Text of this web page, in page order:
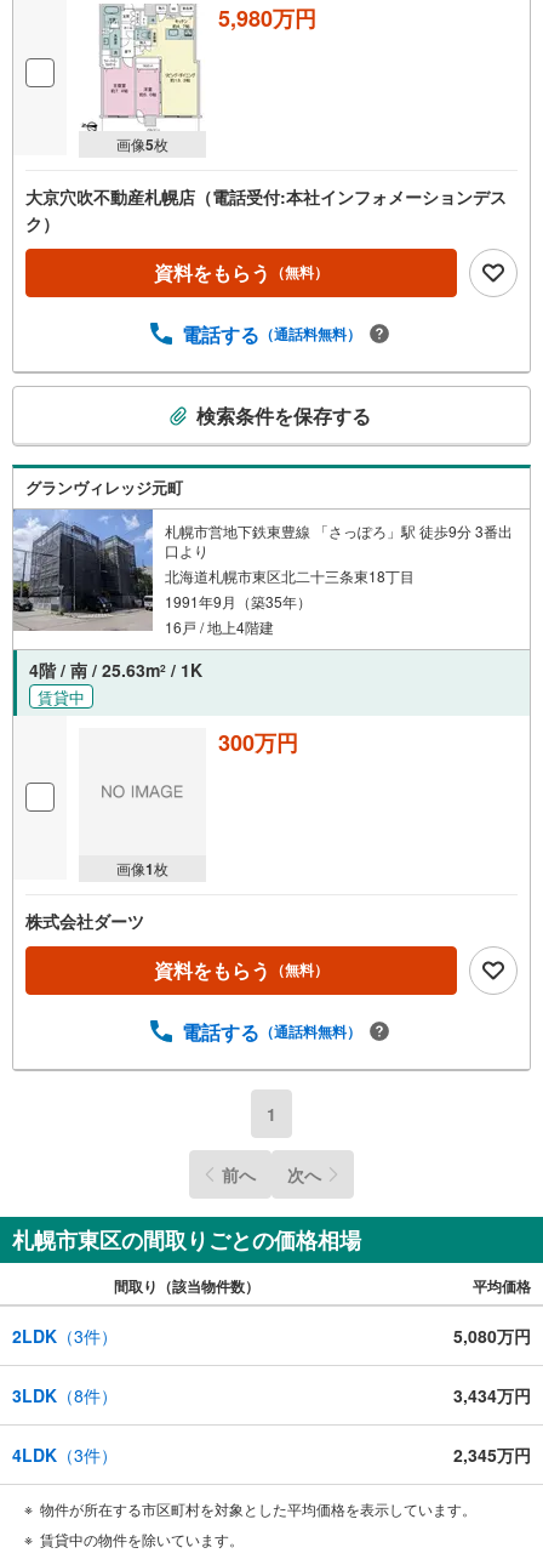
画像5枚
5,980万円
大京穴吹不動産札幌店（電話受付:本社インフォメーションデス
ク）
資料をもらう （無料）
電話する （通話料無料）
検
条
件
で
通
知
を
取
ペ
ジ
存
検索条件を保存する
グランヴィレッジ元町
札幌市営地下鉄東豊線 「さっぽろ」駅 徒歩9分 3番出
口より
北海道札幌市東区北二十三条東18丁目
1991年9月（築35年）
16戸 / 地上4階建
4階 / 南 / 25.63m2 / 1K
賃貸中
画像1枚
300万円
株式会社ダーツ
資料をもらう （無料）
電話する （通話料無料）
1
前へ 次へ
札幌市東区の間取りごとの価格相場
間取り（該当物件数） 平均価格
2LDK （3件） 5,080万円
3LDK （8件） 3,434万円
4LDK （3件） 2,345万円
物件が所在する市区町村を対象とした平均価格を表示しています。
賃貸中の物件を除いています。